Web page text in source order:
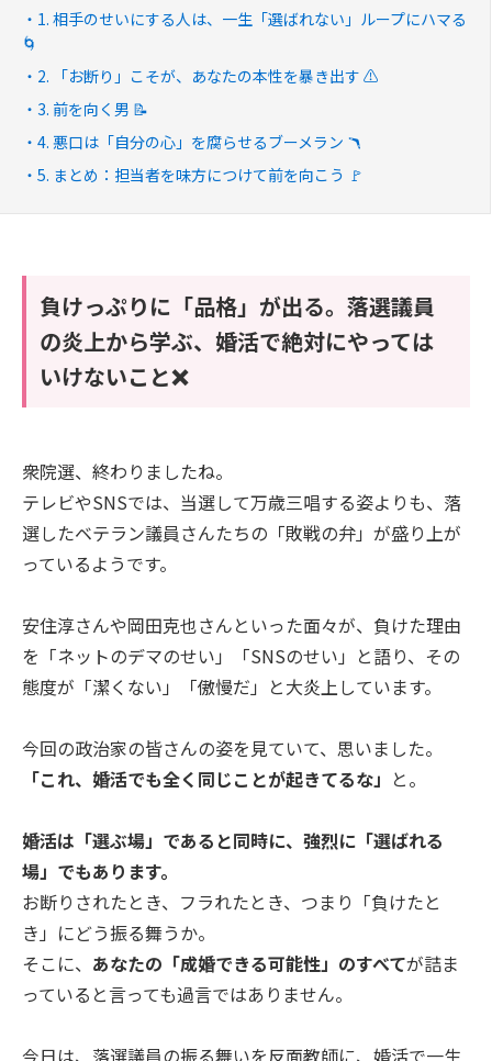
1. 相手のせいにする人は、一生「選ばれない」ループにハマる
🌀
2. 「お断り」こそが、あなたの本性を暴き出す ⚠️
3. 前を向く男 📝
4. 悪口は「自分の心」を腐らせるブーメラン 🪃
5. まとめ：担当者を味方につけて前を向こう 🚩
負けっぷりに「品格」が出る。落選議員
の炎上から学ぶ、婚活で絶対にやっては
いけないこと❌
衆院選、終わりましたね。
テレビやSNSでは、当選して万歳三唱する姿よりも、落
選したベテラン議員さんたちの「敗戦の弁」が盛り上が
っているようです。
安住淳さんや岡田克也さんといった面々が、負けた理由
を「ネットのデマのせい」「SNSのせい」と語り、その
態度が「潔くない」「傲慢だ」と大炎上しています。
今回の政治家の皆さんの姿を見ていて、思いました。
「これ、婚活でも全く同じことが起きてるな」 と。
婚活は「選ぶ場」であると同時に、強烈に「選ばれる
場」でもあります。
お断りされたとき、フラれたとき、つまり「負けたと
き」にどう振る舞うか。
そこに、 あなたの「成婚できる可能性」のすべてが詰ま
っていると言っても過言ではありません。
今日は、落選議員の振る舞いを反面教師に、婚活で一生